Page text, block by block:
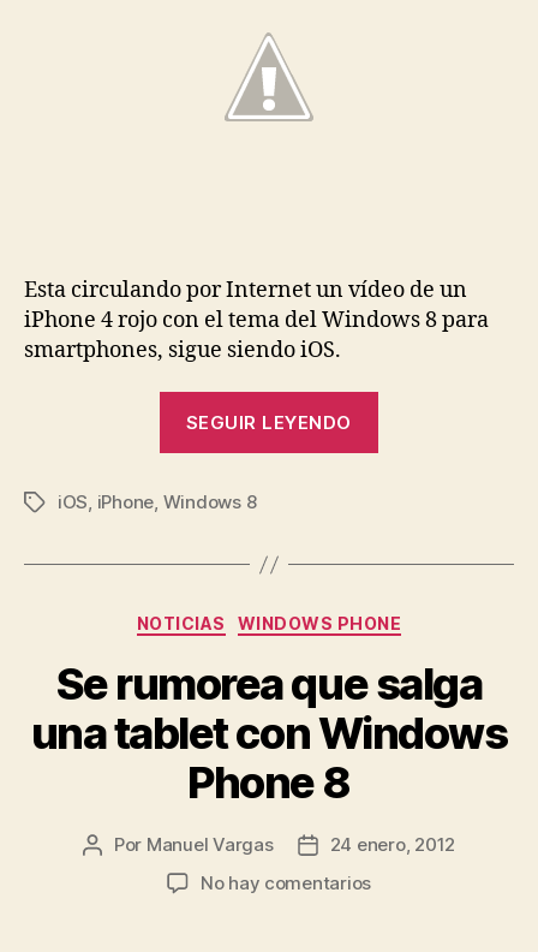
Esta circulando por Internet un vídeo de un
iPhone 4 rojo con el tema del Windows 8 para
smartphones, sigue siendo iOS.
SEGUIR LEYENDO
8
un
iPhone
4»
Etiquetas
iOS, iPhone, Windows 8
Categorías
NOTICIAS WINDOWS PHONE
Se rumorea que salga
una tablet con Windows
Phone 8
Autor
Por Manuel Vargas
Fecha24 enero, 2012
No hay comentariosen